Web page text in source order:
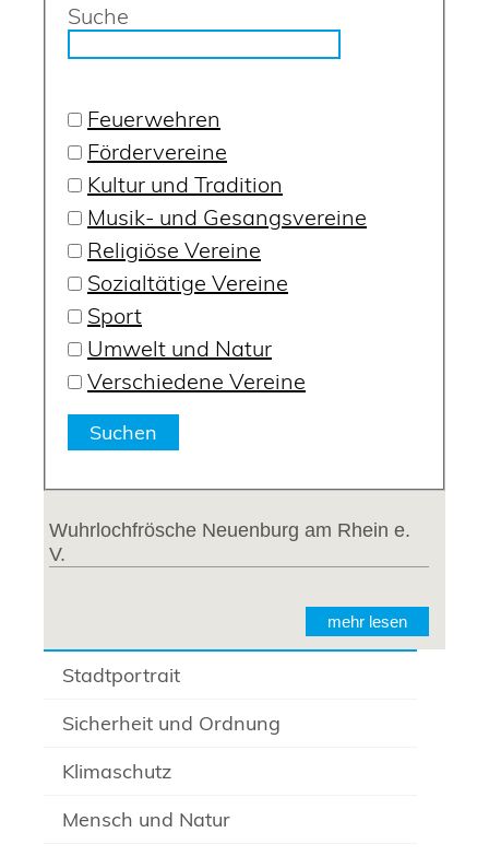
Stadtportrait
Sicherheit und Ordnung
Klimaschutz
Mensch und Natur
Suche
Feuerwehren
Fördervereine
Kultur und Tradition
Musik- und Gesangsvereine
Religiöse Vereine
Sozialtätige Vereine
Sport
Umwelt und Natur
Verschiedene Vereine
Wuhrlochfrösche Neuenburg am Rhein e.
V.
mehr lesen